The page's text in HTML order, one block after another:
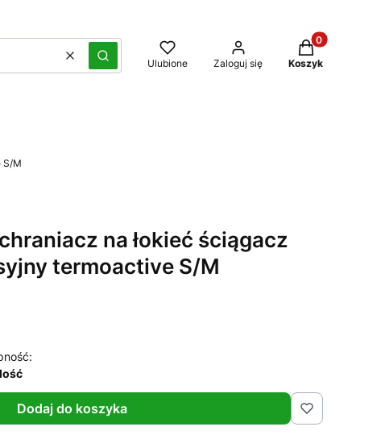
WyczyśćSzukaj Ulubione Zaloguj się
Produkty w
Koszyk
S/M
na łokieć ściągacz
termoactive S/M
Dodaj do koszyka